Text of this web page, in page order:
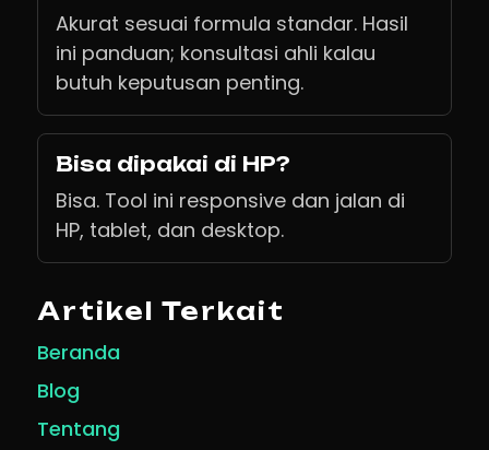
Akurat sesuai formula standar. Hasil
ini panduan; konsultasi ahli kalau
butuh keputusan penting.
Bisa dipakai di HP?
Bisa. Tool ini responsive dan jalan di
HP, tablet, dan desktop.
Artikel Terkait
Beranda
Blog
Tentang